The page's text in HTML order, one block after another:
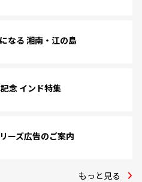
なる 湘南・江の島
念 インド特集
ーズ広告のご案内
もっと見る